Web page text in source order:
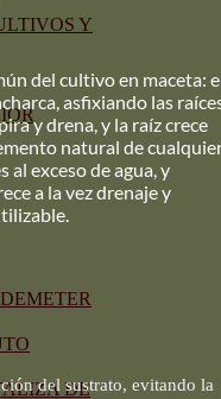
Y
DE
del cultivo en maceta:
asfixiando las
y drena, y la raíz crece
natural de
exceso de agua, y
a la vez drenaje y
del sustrato, evitando la